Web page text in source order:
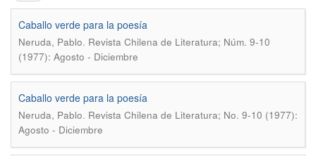
Caballo verde para la poesía
Neruda, Pablo. Revista Chilena de Literatura; Núm. 9-10
(1977): Agosto - Diciembre
Caballo verde para la poesía
Neruda, Pablo. Revista Chilena de Literatura; No. 9-10 (1977):
Agosto - Diciembre